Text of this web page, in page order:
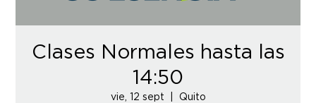
Clases Normales hasta las
14:50
vie, 12 sept Quito